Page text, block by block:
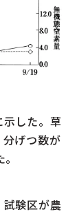
した。草
げつ数が
験区が農